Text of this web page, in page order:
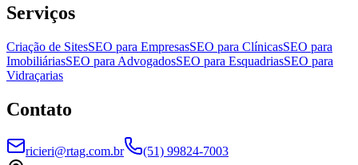
Serviços
Criação de SitesSEO para EmpresasSEO para ClínicasSEO para
ImobiliáriasSEO para AdvogadosSEO para EsquadriasSEO para
Vidraçarias
Contato
ricieri@rtag.com.br
(51) 99824-7003